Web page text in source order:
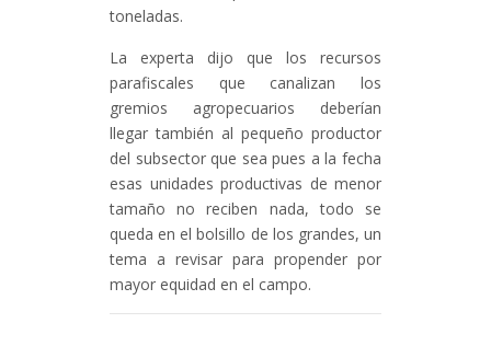
toneladas.
La experta dijo que los recursos
parafiscales que canalizan los
gremios agropecuarios deberían
llegar también al pequeño productor
del subsector que sea pues a la fecha
esas unidades productivas de menor
tamaño no reciben nada, todo se
queda en el bolsillo de los grandes, un
tema a revisar para propender por
mayor equidad en el campo.